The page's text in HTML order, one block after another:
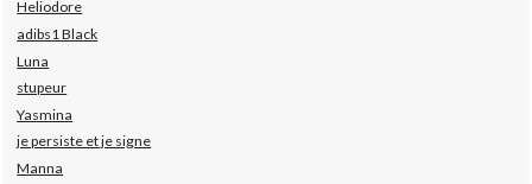
Heliodore
adibs1 Black
Luna
stupeur
Yasmina
je persiste et je signe
Manna